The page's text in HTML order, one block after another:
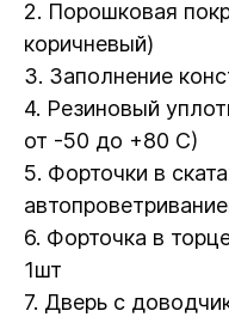
2. Порошковая
коричневый)
3. Заполнение
4. Резиновый
от -50 до +80 С)
5. Форточки в
6. Форточка в
1шт
7. Дверь с